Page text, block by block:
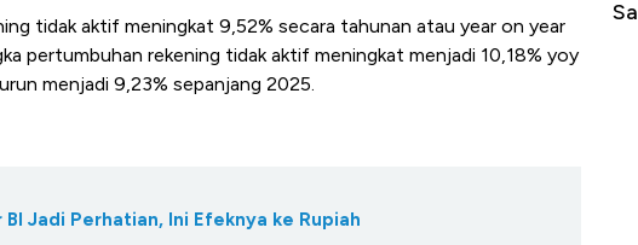
tidak aktif meningkat 9,52% secara tahunan atau year on year
pertumbuhan rekening tidak aktif meningkat menjadi 10,18% yoy
menjadi 9,23% sepanjang 2025.
Jadi Perhatian, Ini Efeknya ke Rupiah